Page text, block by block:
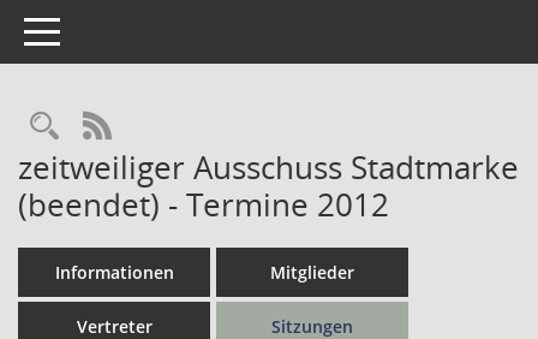
Toggle navigation
Rechercheauswahl
RSS-Feed
zeitweiliger Ausschuss Stadtmarke
(beendet) - Termine 2012
Informationen Mitglieder
Vertreter Sitzungen